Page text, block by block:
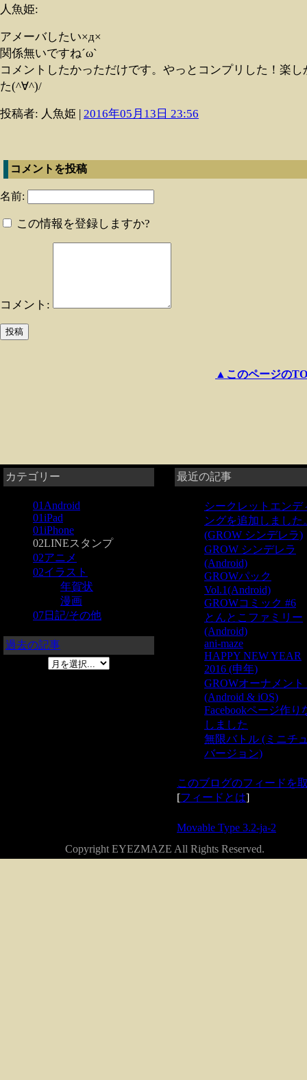
人魚姫:
アメーバしたい×д×
関係無いですね´ω`
コメントしたかっただけです。やっとコンプリした！楽し
た(^∀^)/
投稿者: 人魚姫 | 2016年05月13日 23:56
コメントを投稿
名前:
この情報を登録しますか?
コメント:
▲このページの
カテゴリー
01Android
01iPad
01iPhone
02LINEスタンプ
02アニメ
02イラスト
年賀状
漫画
07日記/その他
過去の記事
最近の記事
シークレットエンデ
ングを追加しました
(GROW シンデレラ)
GROW シンデレラ
(Android)
GROWパック
Vol.1(Android)
GROWコミック #6
とんとこファミリー
(Android)
ani-maze
HAPPY NEW YEAR
2016 (申年)
GROWオーナメン
(Android & iOS)
Facebookページ作り
しました
無限バトル (ミニチ
バージョン)
このブログのフィードを
[フィードとは]
Movable Type 3.2-ja-2
Copyright EYEZMAZE All Rights Reserved.